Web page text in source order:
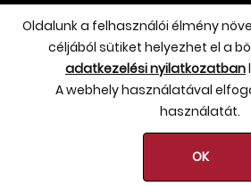
Oldalunk a felhasználói élmény
céljából sütiket helyezhet el a
adatkezelési nyilatkozatban
A webhely használatával
használatát.
OK